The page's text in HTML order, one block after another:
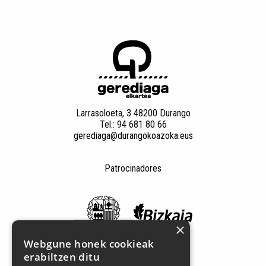
Larrasoloeta, 3 48200 Durango
Tel.: 94 681 80 66
gerediaga@durangokoazoka.eus
Patrocinadores
×
Webgune honek cookieak
erabiltzen ditu